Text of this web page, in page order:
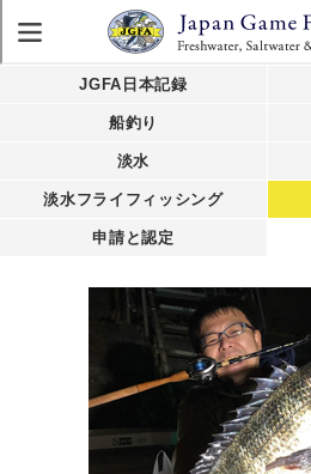
JGFA日本記録
船釣り
淡水
淡水フライフィッシング
申請と認定